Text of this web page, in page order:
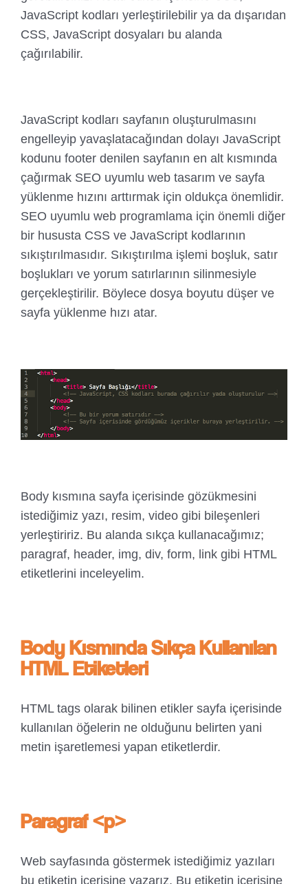
JavaScript kodları yerleştirilebilir ya da dışarıdan
CSS, JavaScript dosyaları bu alanda
çağırılabilir.
JavaScript kodları sayfanın oluşturulmasını
engelleyip yavaşlatacağından dolayı JavaScript
kodunu footer denilen sayfanın en alt kısmında
çağırmak SEO uyumlu web tasarım ve sayfa
yüklenme hızını arttırmak için oldukça önemlidir.
SEO uyumlu web programlama için önemli diğer
bir hususta CSS ve JavaScript kodlarının
sıkıştırılmasıdır. Sıkıştırılma işlemi boşluk, satır
boşlukları ve yorum satırlarının silinmesiyle
gerçekleştirilir. Böylece dosya boyutu düşer ve
sayfa yüklenme hızı atar.
Body kısmına sayfa içerisinde gözükmesini
istediğimiz yazı, resim, video gibi bileşenleri
yerleştiririz. Bu alanda sıkça kullanacağımız;
paragraf, header, img, div, form, link gibi HTML
etiketlerini inceleyelim.
Body Kısmında Sıkça Kullanılan
HTML Etiketleri
HTML tags olarak bilinen etikler sayfa içerisinde
kullanılan öğelerin ne olduğunu belirten yani
metin işaretlemesi yapan etiketlerdir.
Paragraf <p>
Web sayfasında göstermek istediğimiz yazıları
bu etiketin içerisine yazarız. Bu etiketin içerisine